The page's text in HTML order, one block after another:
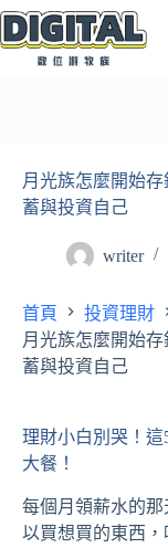
跳
至
月光族怎麼開始
蓄與投資自己
writer
首頁 投資理財
月光族怎麼開始
蓄與投資自己
理財小白別哭！
大餐！
每個月領薪水的
以買想買的東西